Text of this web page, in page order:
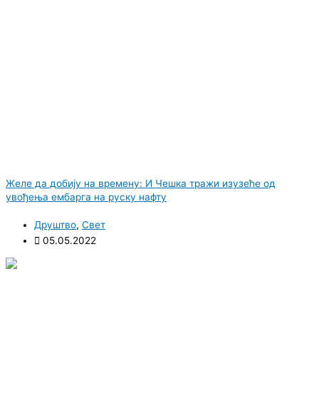
Желе да добију на времену: И Чешка тражи изузеће од
увођења ембарга на руску нафту
Друштво, Свет
05.05.2022